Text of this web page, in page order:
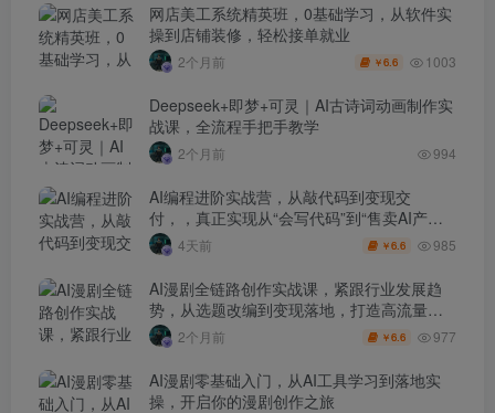
网店美工系统精英班，0基础学习，从软件实
操到店铺装修，轻松接单就业
2个月前 ￥6.6 1003
Deepseek+即梦+可灵｜AI古诗词动画制作实
战课，全流程手把手教学
2个月前 994
AI编程进阶实战营，从敲代码到变现交
付，，真正实现从“会写代码”到“售卖AI产品
盈利”的跨越
4天前 ￥6.6 985
AI漫剧全链路创作实战课，紧跟行业发展趋
势，从选题改编到变现落地，打造高流量优
质作品2个月前 ￥6.6 977
AI漫剧零基础入门，从AI工具学习到落地实
操，开启你的漫剧创作之旅